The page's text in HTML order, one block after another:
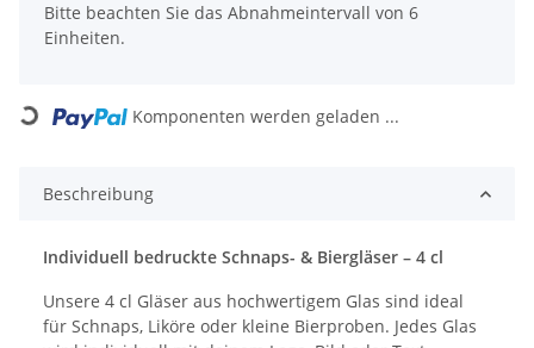
Bitte beachten Sie das Abnahmeintervall von 6
Einheiten.
Loading... Komponenten werden geladen ...
Beschreibung
Individuell bedruckte Schnaps- & Biergläser – 4 cl
Unsere 4 cl Gläser aus hochwertigem Glas sind ideal
für Schnaps, Liköre oder kleine Bierproben. Jedes Glas